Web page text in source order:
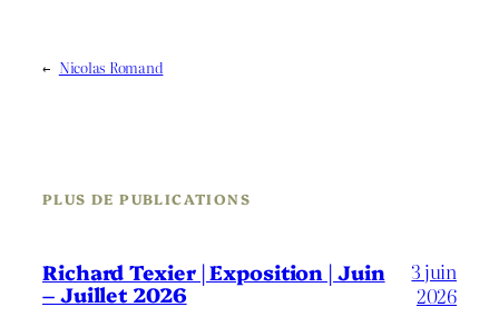
← Nicolas Romand
PLUS DE PUBLICATIONS
Richard Texier | Exposition | Juin
– Juillet 2026
3 juin
2026